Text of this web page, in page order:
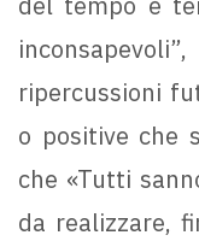
ripercussioni
o positive che
che «Tutti
da realizzare,